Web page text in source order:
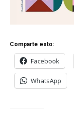
Comparte esto:
Facebook
WhatsApp